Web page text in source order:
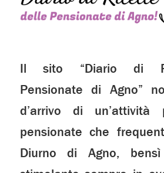
Il sito “Diario di
Pensionate di Agno”
d’arrivo di un’attività
pensionate che
Diurno di Agno,